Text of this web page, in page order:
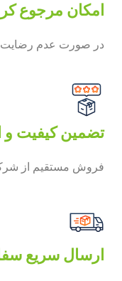
امکان مرجوع
در صورت عدم رضایت
تضمین کیفیت و
فروش مستقیم از
ارسال سریع